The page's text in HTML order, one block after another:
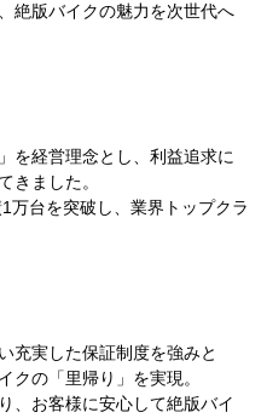
絶版バイクの魅力を次世代へ
を経営理念とし、利益追求に
きました。
万台を突破し、業界トップクラ
充実した保証制度を強みと
クの「里帰り」を実現。
、お客様に安心して絶版バイ